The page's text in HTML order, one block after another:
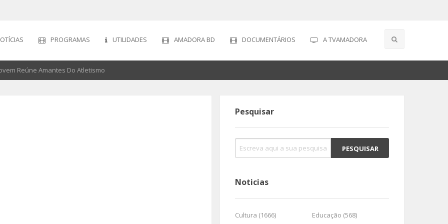
PROGRAMAS UTILIDADES AMADORA BD DOCUMENTÁRIOS A TVAMADORA
Reúne Amantes Do Atletismo
Pesquisar
Noticias
Cultura (1666)
Educação (568)